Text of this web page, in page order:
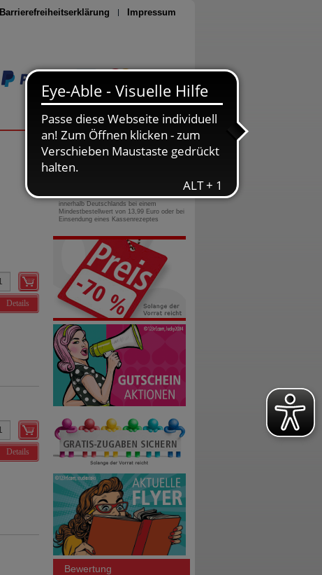
Barrierefreiheitserklärung Impressum
Seite drucken
Details
Details
0800-10 11 422
gebührenfreie Rufnummer
innerhalb Deutschlands bei einem
Mindestbestellwert von 13,99 Euro oder bei
Einsendung eines Kassenrezeptes
Bewertung